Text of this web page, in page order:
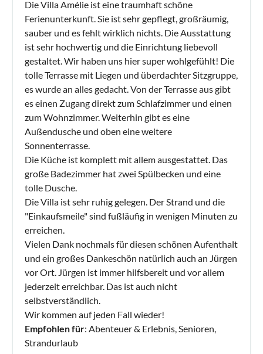
Die Villa Amélie ist eine traumhaft schöne
Ferienunterkunft. Sie ist sehr gepflegt, großräumig,
sauber und es fehlt wirklich nichts. Die Ausstattung
ist sehr hochwertig und die Einrichtung liebevoll
gestaltet. Wir haben uns hier super wohlgefühlt! Die
tolle Terrasse mit Liegen und überdachter Sitzgruppe,
es wurde an alles gedacht. Von der Terrasse aus gibt
es einen Zugang direkt zum Schlafzimmer und einen
zum Wohnzimmer. Weiterhin gibt es eine
Außendusche und oben eine weitere
Sonnenterrasse.
Die Küche ist komplett mit allem ausgestattet. Das
große Badezimmer hat zwei Spülbecken und eine
tolle Dusche.
Die Villa ist sehr ruhig gelegen. Der Strand und die
"Einkaufsmeile" sind fußläufig in wenigen Minuten zu
erreichen.
Vielen Dank nochmals für diesen schönen Aufenthalt
und ein großes Dankeschön natürlich auch an Jürgen
vor Ort. Jürgen ist immer hilfsbereit und vor allem
jederzeit erreichbar. Das ist auch nicht
selbstverständlich.
Wir kommen auf jeden Fall wieder!
Empfohlen für: Abenteuer & Erlebnis, Senioren,
Strandurlaub